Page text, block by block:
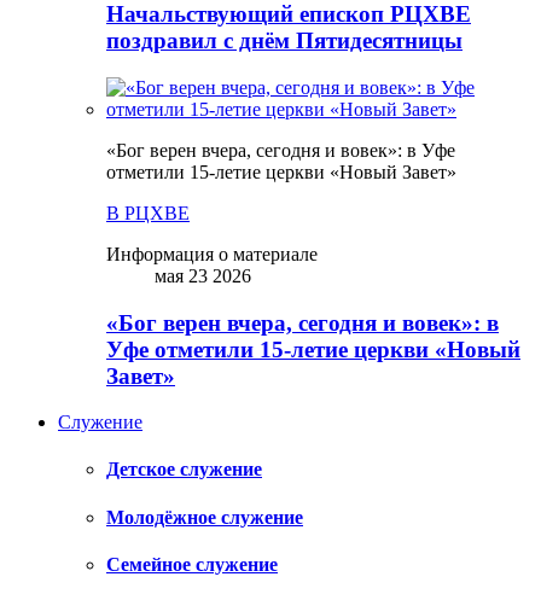
Начальствующий епископ РЦХВЕ
поздравил с днём Пятидесятницы
«Бог верен вчера, сегодня и вовек»: в Уфе
отметили 15-летие церкви «Новый Завет»
В РЦХВЕ
Информация о материале
мая 23 2026
«Бог верен вчера, сегодня и вовек»: в
Уфе отметили 15-летие церкви «Новый
Завет»
Служение
Детское служение
Молодёжное служение
Семейное служение